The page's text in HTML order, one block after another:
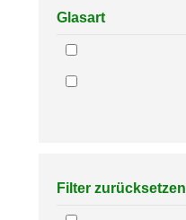
Glasart
Filter zurücksetzen